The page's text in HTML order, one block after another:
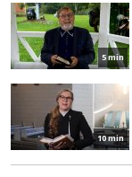
5 min
10 min